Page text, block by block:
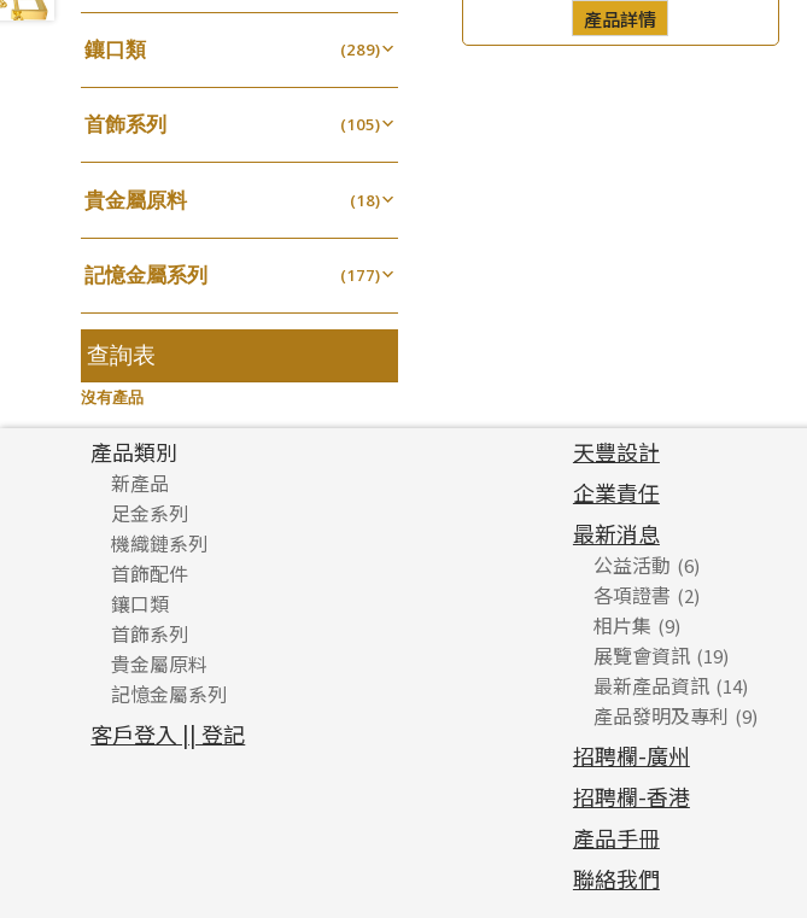
產品詳情
方假繩鏈系列 (1)
心心鏈系列 (6)
焊片及鐳射綫 (2)
空心車花管 (19)
其他
空心光身珠
空心批花珠
鑲口類 (289)
四爪頭系列 (20)
六爪頭系列 (41)
車花片 (35)
動感車花片 (20)
鑲口戒指 (16)
鑲口手鏈系列 (146)
首飾系列 (105)
手镯系列 (8)
戒指系列 (8)
空心耳環 (27)
空心车花管首饰链 (15)
空心手鐲系列 (8)
牛仔鏈
貴金屬原料 (18)
千足金 (18)
記憶金屬系列 (177)
記憶戒指 (30)
拉簧珠珠手鏈
記憶鈦手鐲
查詢表
沒有產品
產品類別
新產品
足金系列
足金配件
機織鏈系列
珠仔鏈
镶口链
管狀網鏈
十字車花鏈系列
十字閃O鏈系列
十字錘打鏈系列
側身車花鏈系列
首飾配件
耳環類配件
卷迫系列
螺絲迫系列
梅花迫系列
平臺迫系列
綫拍系列
鏈類配件
動感車花吊墜
調節珠系列
生圈扣系列
龍蝦扣系列
其他類配件
珠盤系列
袖口鈕系列
焊片及鐳射綫
珠類配件
無孔光身珠
空心光身珠
鑲口類
四爪頭系列
六爪頭系列
車花片
動感車花片
鑲口戒指
首飾系列
手镯系列
戒指系列
空心耳環
空心车花管首饰链
貴金屬原料
千足金
記憶金屬系列
記憶戒指
拉簧珠珠手鏈
客戶登入 || 登記
天豐設計
企業責任
最新消息
公益活動 (6)
各項證書 (2)
相片集 (9)
展覽會資訊 (19)
最新產品資訊 (14)
產品發明及專利 (9)
招聘欄-廣州
招聘欄-香港
產品手冊
聯絡我們